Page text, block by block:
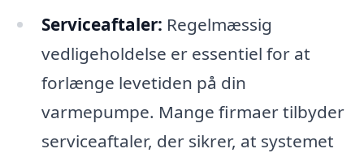
Serviceaftaler: Regelmæssig
vedligeholdelse er essentiel for at
forlænge levetiden på din
varmepumpe. Mange firmaer tilbyder
serviceaftaler, der sikrer, at systemet